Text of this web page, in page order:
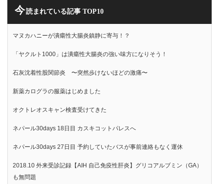
今読まれている記事 TOP10
マヌカハニーが潰瘍性大腸炎鎮静に寄与！？
「ヤクルト1000」は潰瘍性大腸炎の強い味方になりそう！
石灰沈着性股関節炎 〜突然歩けないほどの激痛〜
新薬カログラの服薬はじめました
オクトレオスキャン検査受けてきた
ネパール30days 18日目 カスキコットパレスへ
ネパール30days 27日目 予約していたバスが事前連絡もなく運休
2018.10 外来受診記録【AIH 自己免疫性肝炎】グリコアルブミン（GA）
も無問題